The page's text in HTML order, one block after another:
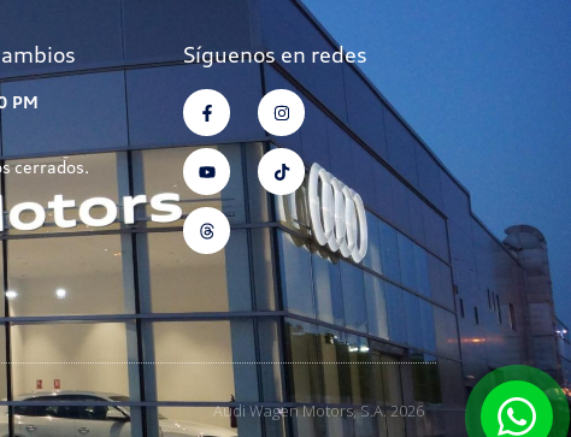
PM
cerrados.
Síguenos en redes
Audi Wagen Motors, S.A. 2026